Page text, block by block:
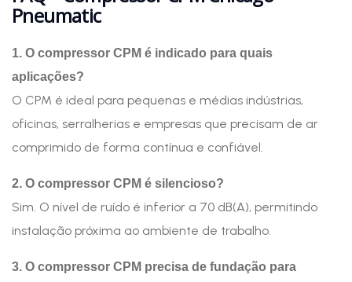
Pneumatic
1. O compressor CPM é indicado para quais
aplicações?
O CPM é ideal para pequenas e médias indústrias,
oficinas, serralherias e empresas que precisam de ar
comprimido de forma contínua e confiável.
2. O compressor CPM é silencioso?
Sim. O nível de ruído é inferior a 70 dB(A), permitindo
instalação próxima ao ambiente de trabalho.
3. O compressor CPM precisa de fundação para